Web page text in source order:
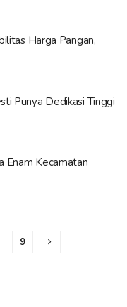
Harga Pangan,
Punya Dedikasi Tinggi
Enam Kecamatan
9